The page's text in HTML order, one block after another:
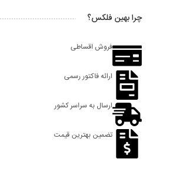
چرا بهین فلکس؟
فروش اقساطی
ارائه فاکتور رسمی
ارسال به سراسر کشور
تضمین بهترین قیمت